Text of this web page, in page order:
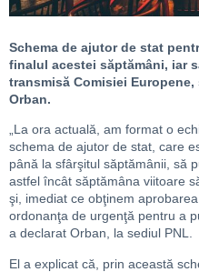
Schema de ajutor de stat
finalul acestei săptămâni, iar
transmisă Comisiei
Orban.
„La ora actuală, am format o
schema de ajutor de stat, care
până la sfârşitul săptămânii, să
astfel încât săptămâna viitoare
şi, imediat ce obţinem
ordonanţa de urgenţă pentru a
a declarat Orban, la sediul PNL.
El a explicat că, prin această